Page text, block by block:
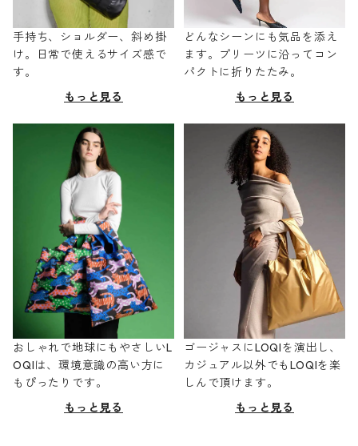
手持ち、ショルダー、斜め掛
け。日常で使えるサイズ感で
す。
もっと見る
どんなシーンにも気品を添え
ます。プリーツに沿ってコン
パクトに折りたたみ。
もっと見る
おしゃれで地球にもやさしいL
OQIは、環境意識の高い方に
もぴったりです。
もっと見る
ゴージャスにLOQIを演出し、
カジュアル以外でもLOQIを楽
しんで頂けます。
もっと見る